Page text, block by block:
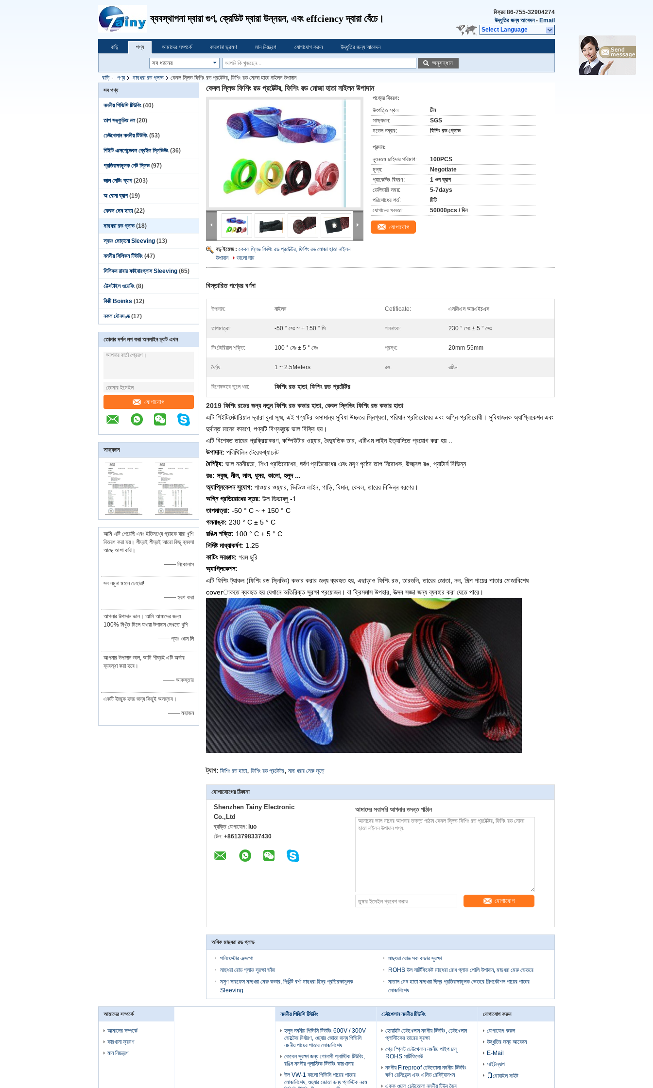
ব্যবস্থাপনা দ্বারা গুণ, ক্রেডিট দ্বারা উন্নয়ন, এবং effciency দ্বারা বেঁচে।
বিক্রয়86-755-32904274
উদ্ধৃতির জন্য আবেদন- Email
Select Language
বাড়ি পণ্য আমাদের সম্পর্কে কারখানা ভ্রমণ মান নিয়ন্ত্রণ যোগাযোগ করুন উদ্ধৃতির জন্য আবেদন
অনুসন্ধান
বাড়ি পণ্য মাছধরা রড গ্লাভ
কেবল স্লিভ ফিশিং রড প্রটেক্টর, ফিশিং রড মোজা হাতা নাইলন উপাদান
সব পণ্য
নমনীয় পিভিসি টিউবিং (40)
তাপ সঙ্কুচিত নল (20)
ঢেউখেলান নমনীয় টিউবিং (53)
পিইটি এক্সপেন্ডেবল ব্রেইল স্লিভিউং (36)
প্রতিরক্ষামূলক নেট স্লিভ (97)
জাল নেটিং ব্যাগ (203)
অ বোনা ব্যাগ (19)
কেবল মেষ হাতা (22)
মাছধরা রড গ্লাভ (18)
স্বয়ং মোড়ানো Sleeving (13)
নমনীয় সিলিকন টিউবিং (47)
সিলিকন রাবার ফাইবারগ্লাস Sleeving (65)
টেক্সটাইল ওয়েবিং (8)
কিটি Boinks (12)
নকল যৌনদণ্ড (17)
তোমার দর্শন লগ করা অনলাইন চ্যাট এখন
যোগাযোগ
সাক্ষ্যদান
আমি এটি পেয়েছি এবং ইতিমধ্যে গ্রাহক যারা খুশি
বিতরণ করা হয়। শীঘ্রই শীঘ্রই আরো কিছু ব্যবসা
আছে আশা করি।
—— নিকোলাস
সব নমুনা মহান চেহারা!
—— হরণ করা
আপনার উপাদান ভাল। আমি আমাদের জন্য
100% নিখুঁত মিলে যাওয়া উপাদান দেখতে খুশি
—— গ্যাং ওয়ন লি
আপনার উপাদান ভাল, আমি শীঘ্রই এটি অর্ডার
ব্যবস্থা করা হবে।
—— আকস্তার
একটি ইচ্ছুক হৃদয় জন্য কিছুই অসম্ভব।
—— মহাজন
কেবল স্লিভ ফিশিং রড প্রটেক্টর, ফিশিং রড মোজা হাতা নাইলন উপাদান
বড় ইমেজ : কেবল স্লিভ ফিশিং রড প্রটেক্টর, ফিশিং রড মোজা হাতা নাইলন
উপাদান
ভালো দাম
পণ্যের বিবরণ:
উৎপত্তি স্থল:
চীন
সাক্ষ্যদান:
SGS
মডেল নম্বার:
ফিশিং রড গ্লোভ
প্রদান:
ন্যূনতম চাহিদার পরিমাণ:
100PCS
মূল্য:
Negotiate
প্যাকেজিং বিবরণ:
1 ওপ ব্যাগ
ডেলিভারি সময়:
5-7days
পরিশোধের শর্ত:
টিটি
যোগানের ক্ষমতা:
50000pcs / দিন
যোগাযোগ
বিস্তারিত পণ্যের বর্ণনা
উপাদান: নাইলন Cetificate: এসজিএস আরএইচএস
তাপমাত্রা: -50 ° সেঃ ~ + 150 ° সি গলনাংক: 230 ° সেঃ ± 5 ° সেঃ
টিংটোরিয়াল শক্তি: 100 ° সেঃ ± 5 ° সেঃ প্রস্থ: 20mm-55mm
দৈর্ঘ্য: 1 ~ 2.5Meters রঙ: রঙিন
বিশেষভাবে তুলে ধরা: ফিশিং রড হাতা, ফিশিং রড প্রটেক্টর
2019 ফিশিং রডের জন্য নতুন ফিশিং রড কভার হাতা, কেবল স্লিভিং ফিশিং রড কভার হাতা
এটি পিইটিমেটারিয়াল দ্বারা বুনা সূক্ষ্ম, এই পণ্যটির অসামান্য সুবিধা উচ্চতর স্নিগ্ধতা, পরিধান প্রতিরোধের এবং অগ্নি-প্রতিরোধী। সুবিধাজনক অ্যাপ্লিকেশন এবং
দুর্দান্ত মানের কারণে, পণ্যটি বিশ্বজুড়ে ভাল বিক্রি হয়।
এটি বিশেষত তারের প্রক্রিয়াকরণ, কম্পিউটার ওয়্যার, বৈদ্যুতিক তার, এটিএম লাইন ইত্যাদিতে প্রয়োগ করা হয় ..
উপাদান: পলিথিলিন টেরেফথ্যালেট
বৈশিষ্ট্য: ভাল নমনীয়তা, শিখা প্রতিরোধের, ঘর্ষণ প্রতিরোধের এবং মসৃণ পৃষ্ঠের তাপ নিরোধক, উজ্জ্বল রঙ, প্যাটার্ন বিভিন্ন
রঙ: সবুজ, নীল, লাল, ধূসর, কালো, হলুদ ...
অ্যাপ্লিকেশন সুযোগ: পাওয়ার ওয়্যার, ভিডিও লাইন, গাড়ি, বিমান, কেবল, তারের বিভিন্ন ধরণের।
অগ্নি প্রতিরোধের স্তর: উল ভিডাব্লু -1
তাপমাত্রা: -50 ° C ~ + 150 ° C
গলনাঙ্ক: 230 ° C ± 5 ° C
রঙিন শক্তি: 100 ° C ± 5 ° C
নির্দিষ্ট মাধ্যাকর্ষণ: 1.25
কাটিং সরঞ্জাম: গরম ছুরি
অ্যাপ্লিকেশন:
এটি ফিশিং ট্যাকল (ফিশিং রড স্লিভিং) কভার করার জন্য ব্যবহৃত হয়, এছাড়াও ফিশিং রড, তারগুলি, তারের জোতা, নল, শিল্প পায়ের পাতার মোজাবিশেষ
coverাকতে ব্যবহৃত হয় যেখানে অতিরিক্ত সুরক্ষা প্রয়োজন। বা ক্রিসমাস উপহার, উত্সব সজ্জা জন্য ব্যবহার করা যেতে পারে।
ট্যাগ: ফিশিং রড হাতা, ফিশিং রড প্রটেক্টর, মাছ ধরার মেরু জুড়ে
যোগাযোগের ঠিকানা
Shenzhen Tainy Electronic
Co.,Ltd
ব্যক্তি যোগাযোগ: luo
টেল: +8613798337430
আমাদের সরাসরি আপনার তদন্ত পাঠান
যোগাযোগ
অধিক মাছধরা রড গ্লাভ
পলিয়েস্টার এক্সপো
মাছধরা রোড সক কভার সুরক্ষা
মাছধরা রোড গ্লাভ সুরক্ষা ভাঁজ
ROHS উল সার্টিফিকেট মাছধরা রোধ গ্লাভ পোলি উপাদান, মাছধরা মেরু ভেতরে
মসৃণ সারফেস মাছধরা মেরু কভার, পিईটি বর্শা মাছধরা ছিদ্র প্রতিরক্ষামূলক
Sleeving
মাতাল মেষ হাতা মাছধরা ছিদ্র প্রতিরক্ষামূলক ভেতরে শিল্পকৌশল পায়ের পাতার
মোজাবিশেষ
আমাদের সম্পর্কে
আমাদের সম্পর্কে
কারখানা ভ্রমণ
মান নিয়ন্ত্রণ
নমনীয় পিভিসি টিউবিং
হলুদ নমনীয় পিভিসি টিউবিং 600V / 300V
ভোল্টেজ নির্ধারণ, ওয়্যার জোতা জন্য পিভিসি
নমনীয় পায়ের পাতার মোজাবিশেষ
কেবেল সুরক্ষা জন্য গোলাপী প্লাস্টিক টিউবিং,
রঙিন নমনীয় প্লাস্টিক টিউবিং কারখানার
উল VW-1 কালো পিভিসি পায়ের পাতার
মোজাবিশেষ, ওয়্যার জোতা জন্য প্লাস্টিক নরম
ঢেউখেলান নমনীয় টিউবিং
হোয়াইট ঢেউখেলান নমনীয় টিউবিং, ঢেউখেলান
প্লাস্টিকের তারের সুরক্ষা
গ্রে স্প্লিট ঢেউখেলান নমনীয় পাইপ ঢালু
ROHS সার্টিফিকেট
নমনীয় Fireproof ঢেউতোলা নমনীয় টিউবিং
ঘর্ষণ রেসিডেন্স এবং এসিড রেসিট্যানশন
একক ওয়াল ঢেউতোলা নমনীয় টিউব জৈব
যোগাযোগ করুন
যোগাযোগ করুন
উদ্ধৃতির জন্য আবেদন
E-Mail
সাইটম্যাপ
মোবাইল সাইট